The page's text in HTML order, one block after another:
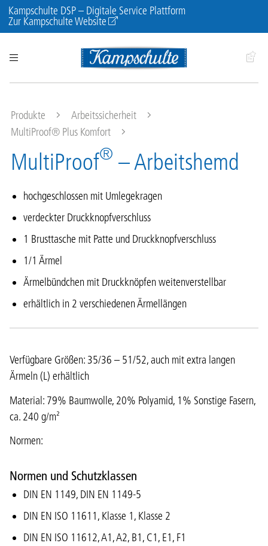
Kampschulte DSP – Digitale Service Plattform
Zur Kampschulte Website
Produkte
Arbeitssicherheit
MultiProof® Plus Komfort
MultiProof® – Arbeitshemd
hochgeschlossen mit Umlegekragen
verdeckter Druckknopfverschluss
1 Brusttasche mit Patte und Druckknopfverschluss
1/1 Ärmel
Ärmelbündchen mit Druckknöpfen weitenverstellbar
erhältlich in 2 verschiedenen Ärmellängen
Verfügbare Größen: 35/36 – 51/52, auch mit extra langen
Ärmeln (L) erhältlich
Material: 79% Baumwolle, 20% Polyamid, 1% Sonstige Fasern,
ca. 240 g/m²
Normen:
Normen und Schutzklassen
DIN EN 1149, DIN EN 1149-5
DIN EN ISO 11611, Klasse 1, Klasse 2
DIN EN ISO 11612, A1, A2, B1, C1, E1, F1